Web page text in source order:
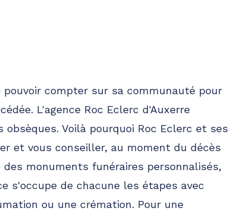
compter sur sa communauté pour
L'agence Roc Eclerc d'Auxerre
Voilà pourquoi Roc Eclerc et ses
et vous conseiller, au moment du décès
monuments funéraires personnalisés,
s'occupe de chacune les étapes avec
ou une crémation. Pour une